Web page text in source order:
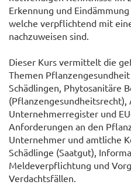
Erkennung und
welche verpflichtend mit
nachzuweisen sind.
Dieser Kurs vermittelt die
Themen
Schädlingen, Phytosanitäre
(Pflanzengesundheitsrecht),
Unternehmerregister und
Anforderungen an den
Unternehmer und amtliche
Schädlinge (Saatgut),
Meldeverpflichtung und
Verdachtsfällen.